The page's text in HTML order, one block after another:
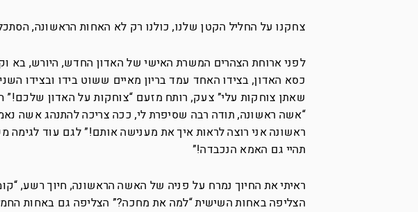
צחקנו על החליל הקטן שלנו, כולנו רק לא האחות הראשונה,
לפני ארוחת הצהרים המשרת האישי של האדון החדש, היורש, בא
כסא האדון, בצידו האחד עמד בריון מאיים ששוט בידו ובצידו
שאתן צוחקות עלי” צעק, רותח מזעם “צוחקות על האדון שלכם!”
“אשה ראשונה, תודה רבה שסיפרת לי, ככה צריכה להתנהג אשה
ראשונה אני רוצה לראות איך את מענישה אותם!” לגם עוד לגימה
תהיי גם האמא הנכבדה!”
ראיתי את החיוך נמרח על פניה של האשה הראשונה, חיוך רשע,
הצליפה באחות השישית “למה את מחכה?” הצליפה גם באחות